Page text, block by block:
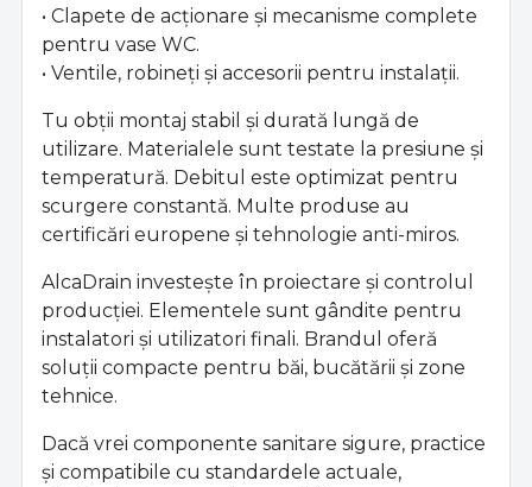
• Clapete de acționare și mecanisme complete
pentru vase WC.
• Ventile, robineți și accesorii pentru instalații.
Tu obții montaj stabil și durată lungă de
utilizare. Materialele sunt testate la presiune și
temperatură. Debitul este optimizat pentru
scurgere constantă. Multe produse au
certificări europene și tehnologie anti-miros.
AlcaDrain investește în proiectare și controlul
producției. Elementele sunt gândite pentru
instalatori și utilizatori finali. Brandul oferă
soluții compacte pentru băi, bucătării și zone
tehnice.
Dacă vrei componente sanitare sigure, practice
și compatibile cu standardele actuale,